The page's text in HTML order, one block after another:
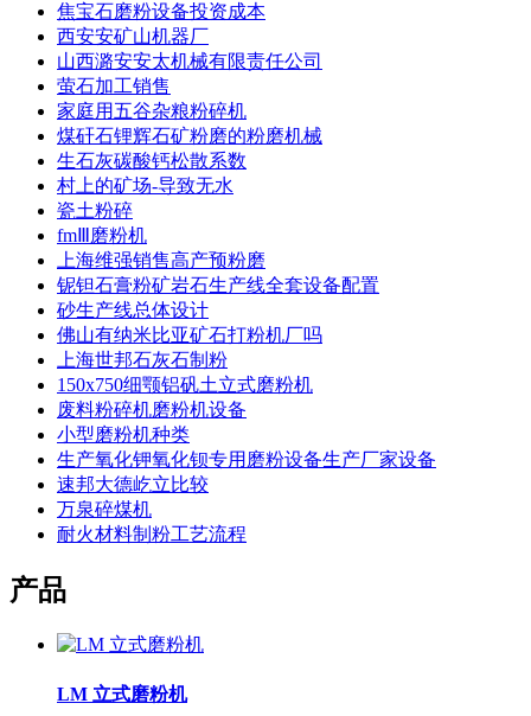
焦宝石磨粉设备投资成本
西安安矿山机器厂
山西潞安安太机械有限责任公司
萤石加工销售
家庭用五谷杂粮粉碎机
煤矸石锂辉石矿粉磨的粉磨机械
生石灰碳酸钙松散系数
村上的矿场-导致无水
瓷土粉碎
fmⅢ磨粉机
上海维强销售高产预粉磨
铌钽石膏粉矿岩石生产线全套设备配置
砂生产线总体设计
佛山有纳米比亚矿石打粉机厂吗
上海世邦石灰石制粉
150x750细颚铝矾土立式磨粉机
废料粉碎机磨粉机设备
小型磨粉机种类
生产氧化钾氧化钡专用磨粉设备生产厂家设备
速邦大德屹立比较
万泉碎煤机
耐火材料制粉工艺流程
产品
LM 立式磨粉机